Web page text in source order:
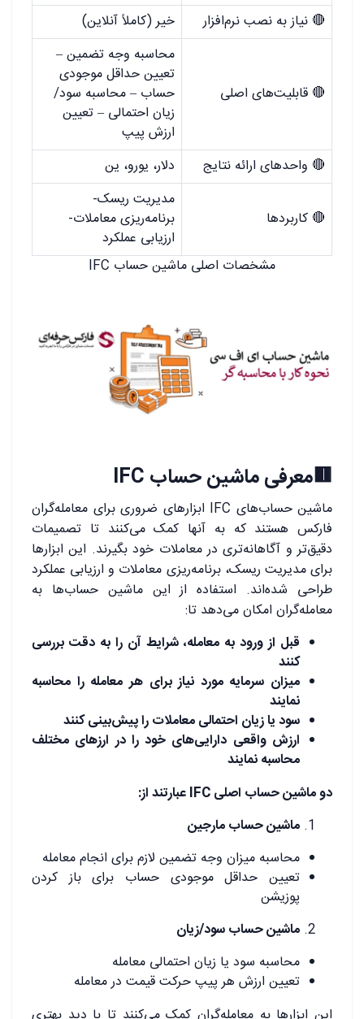
🔴 نیاز به نصب نرم‌افزار
خیر (کاملاً آنلاین)
🔴 قابلیت‌های اصلی
محاسبه وجه تضمین –
تعیین حداقل موجودی
حساب – محاسبه سود/
زیان احتمالی – تعیین
ارزش پیپ
🔴 واحدهای ارائه نتایج
دلار، یورو، ین
🔴 کاربردها
مدیریت ریسک-
برنامه‌ریزی معاملات-
ارزیابی عملکرد
مشخصات اصلی ماشین حساب IFC
🟥معرفی ماشین حساب IFC
ماشین حساب‌های IFC ابزارهای ضروری برای معامله‌گران
فارکس هستند که به آنها کمک می‌کنند تا تصمیمات
دقیق‌تر و آگاهانه‌تری در معاملات خود بگیرند. این ابزارها
برای مدیریت ریسک، برنامه‌ریزی معاملات و ارزیابی عملکرد
طراحی شده‌اند. استفاده از این ماشین حساب‌ها به
معامله‌گران امکان می‌دهد تا:
قبل از ورود به معامله، شرایط آن را به دقت بررسی
کنند
میزان سرمایه مورد نیاز برای هر معامله را محاسبه
نمایند
سود یا زیان احتمالی معاملات را پیش‌بینی کنند
ارزش واقعی دارایی‌های خود را در ارزهای مختلف
محاسبه نمایند
دو ماشین حساب اصلیIFCعبارتند از:
ماشین حساب مارجین
محاسبه میزان وجه تضمین لازم برای انجام معامله
تعیین حداقل موجودی حساب برای باز کردن
پوزیشن
ماشین حساب سود/زیان
محاسبه سود یا زیان احتمالی معامله
تعیین ارزش هر پیپ حرکت قیمت در معامله